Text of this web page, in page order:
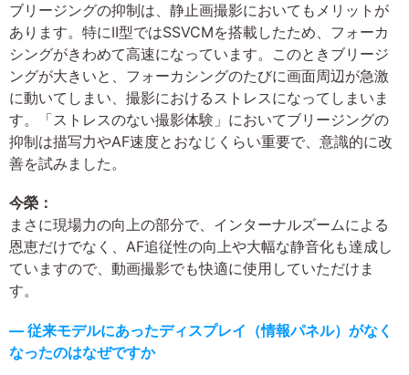
ブリージングの抑制は、静止画撮影においてもメリットが
あります。特にII型ではSSVCMを搭載したため、フォーカ
シングがきわめて高速になっています。このときブリージ
ングが大きいと、フォーカシングのたびに画面周辺が急激
に動いてしまい、撮影におけるストレスになってしまいま
す。「ストレスのない撮影体験」においてブリージングの
抑制は描写力やAF速度とおなじくらい重要で、意識的に改
善を試みました。
今榮：
まさに現場力の向上の部分で、インターナルズームによる
恩恵だけでなく、AF追従性の向上や大幅な静音化も達成し
ていますので、動画撮影でも快適に使用していただけま
す。
― 従来モデルにあったディスプレイ（情報パネル）がなく
なったのはなぜですか